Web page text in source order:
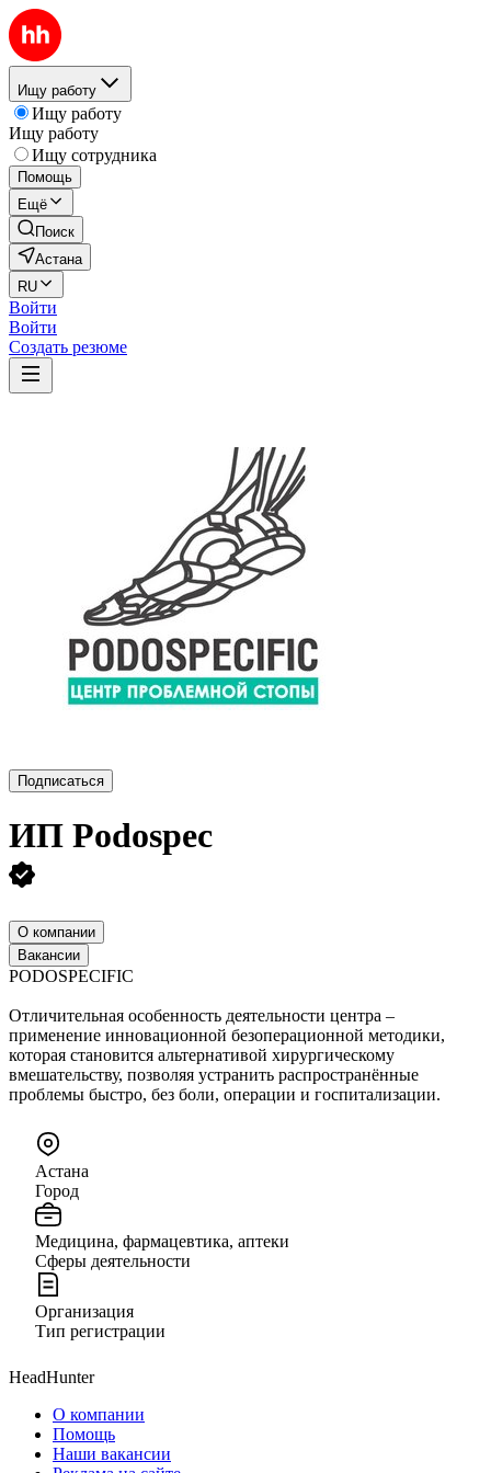
Ищу работу
Ищу работу
Ищу работу
Ищу сотрудника
Помощь
Ещё
Поиск
Астана
RU
Войти
Войти
Создать резюме
Подписаться
ИП Podospec
О компании
Вакансии
PODOSPECIFIC
Отличительная особенность деятельности центра –
применение инновационной безоперационной методики,
которая становится альтернативой хирургическому
вмешательству, позволяя устранить распространённые
проблемы быстро, без боли, операции и госпитализации.
Астана
Город
Медицина, фармацевтика, аптеки
Сферы деятельности
Организация
Тип регистрации
HeadHunter
О компании
Помощь
Наши вакансии